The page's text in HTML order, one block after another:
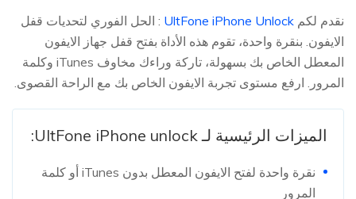
نقدم لكم UltFone iPhone Unlock : الحل الفوري لتحديات قفل
الايفون. بنقرة واحدة، تقوم هذه الأداة بفتح قفل جهاز الايفون
المعطل الخاص بك بسهولة، تاركة وراءك مخاوف iTunes وكلمة
المرور. ارفع مستوى تجربة الايفون الخاص بك مع الراحة القصوى.
الميزات الرئيسية لـ UltFone iPhone unlock:
نقرة واحدة لفتح الايفون المعطل بدون iTunes أو كلمة
المرور